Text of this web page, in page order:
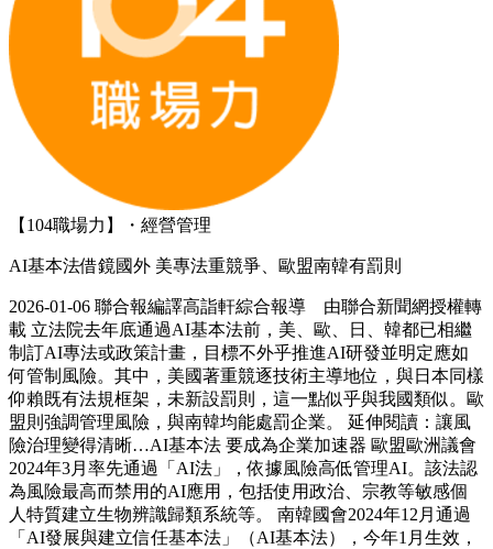
【104職場力】・經營管理
AI基本法借鏡國外 美專法重競爭、歐盟南韓有罰則
2026-01-06 聯合報編譯高詣軒綜合報導 由聯合新聞網授權轉
載 立法院去年底通過AI基本法前，美、歐、日、韓都已相繼
制訂AI專法或政策計畫，目標不外乎推進AI研發並明定應如
何管制風險。其中，美國著重競逐技術主導地位，與日本同樣
仰賴既有法規框架，未新設罰則，這一點似乎與我國類似。歐
盟則強調管理風險，與南韓均能處罰企業。 延伸閱讀：讓風
險治理變得清晰…AI基本法 要成為企業加速器 歐盟歐洲議會
2024年3月率先通過「AI法」，依據風險高低管理AI。該法認
為風險最高而禁用的AI應用，包括使用政治、宗教等敏感個
人特質建立生物辨識歸類系統等。 南韓國會2024年12月通過
「AI發展與建立信任基本法」（AI基本法），今年1月生效，